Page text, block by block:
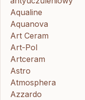
Aqualine
Aquanova
Art Ceram
Art-Pol
Artceram
Astro
Atmosphera
Azzardo